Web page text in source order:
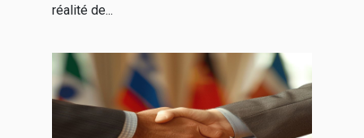
réalité de...